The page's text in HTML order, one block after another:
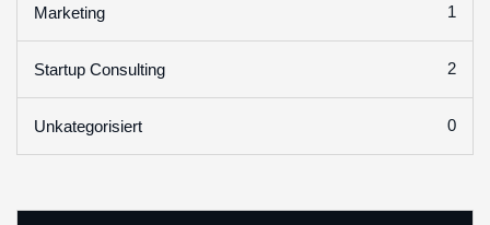
Marketing 1
Startup Consulting 2
Unkategorisiert 0